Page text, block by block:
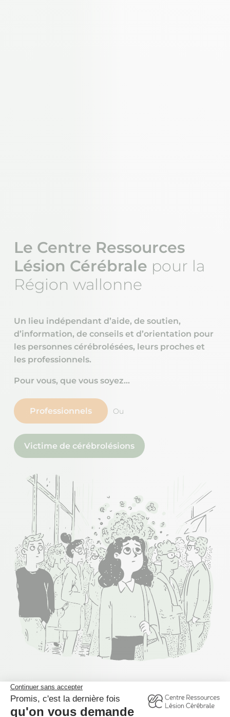
Le Centre Ressources
Lésion Cérébrale pour la
Région wallonne
Un lieu indépendant d’aide, de soutien,
d’information, de conseils et d’orientation pour
les personnes cérébrolésées, leurs proches et
les professionnels.
Pour vous, que vous soyez…
Professionnels Ou
Victime de cérébrolésions